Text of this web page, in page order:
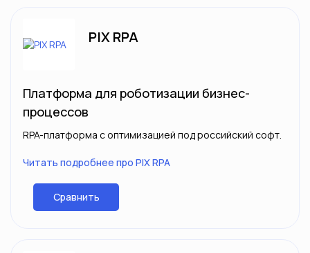
PIX RPA
Платформа для роботизации бизнес-
процессов
RPA-платформа с оптимизацией под российский софт.
Читать подробнее про PIX RPA
Сравнить